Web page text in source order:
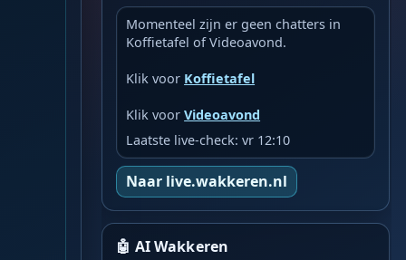
Momenteel zijn er geen chatters in
Koffietafel of Videoavond.
Klik voor Koffietafel
Klik voorVideoavond
Laatste live-check: vr 12:10
Naar live.wakkeren.nl
🤖 AI Wakkeren